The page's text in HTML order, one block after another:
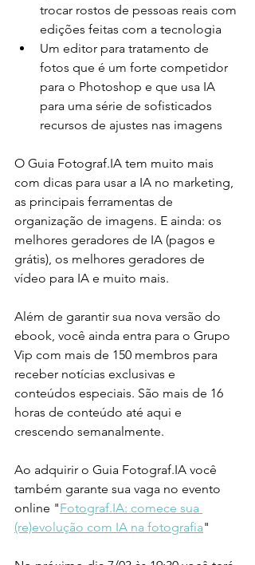
trocar rostos de pessoas reais com
edições feitas com a tecnologia
Um editor para tratamento de
fotos que é um forte competidor
para o Photoshop e que usa IA
para uma série de sofisticados
recursos de ajustes nas imagens
O Guia Fotograf.IA tem muito mais
com dicas para usar a IA no marketing,
as principais ferramentas de
organização de imagens. E ainda: os
melhores geradores de IA (pagos e
grátis), os melhores geradores de
vídeo para IA e muito mais.
Além de garantir sua nova versão do
ebook, você ainda entra para o Grupo
Vip com mais de 150 membros para
receber notícias exclusivas e
conteúdos especiais. São mais de 16
horas de conteúdo até aqui e
crescendo semanalmente.
Ao adquirir o Guia Fotograf.IA você
também garante sua vaga no evento
online "Fotograf.IA: comece sua
(re)evolução com IA na fotografia"